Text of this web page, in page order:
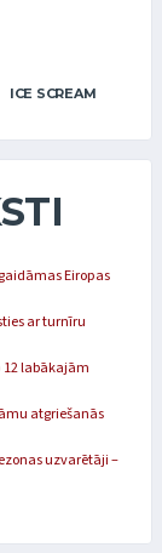
ICE SCREAM
Eiropas
ar turnīru
12 labākajām
atgriešanās
uzvarētāji –